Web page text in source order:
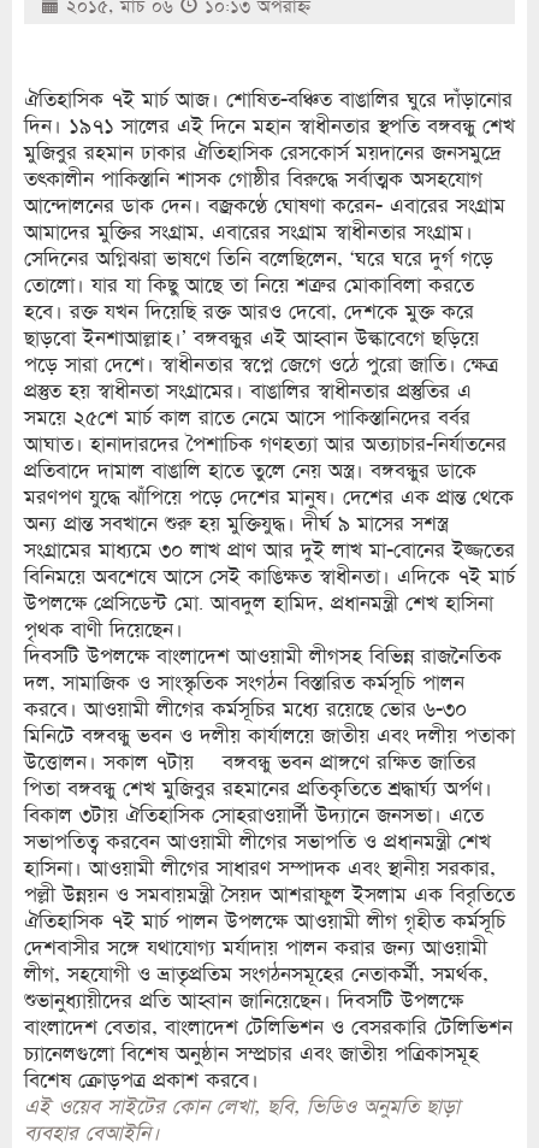
২০১৫, মার্চ ০৬ ১০:১৩ অপরাহ্ণ
ঐতিহাসিক ৭ই মার্চ আজ। শোষিত-বঞ্চিত বাঙালির ঘুরে দাঁড়ানোর
দিন। ১৯৭১ সালের এই দিনে মহান স্বাধীনতার স্থপতি বঙ্গবন্ধু শেখ
মুজিবুর রহমান ঢাকার ঐতিহাসিক রেসকোর্স ময়দানের জনসমুদ্রে
তৎকালীন পাকিস্তানি শাসক গোষ্ঠীর বিরুদ্ধে সর্বাত্মক অসহযোগ
আন্দোলনের ডাক দেন। বজ্রকণ্ঠে ঘোষণা করেন- এবারের সংগ্রাম
আমাদের মুক্তির সংগ্রাম, এবারের সংগ্রাম স্বাধীনতার সংগ্রাম।
সেদিনের অগ্নিঝরা ভাষণে তিনি বলেছিলেন, ‘ঘরে ঘরে দুর্গ গড়ে
তোলো। যার যা কিছু আছে তা নিয়ে শত্রুর মোকাবিলা করতে
হবে। রক্ত যখন দিয়েছি রক্ত আরও দেবো, দেশকে মুক্ত করে
ছাড়বো ইনশাআল্লাহ।’ বঙ্গবন্ধুর এই আহ্বান উল্কাবেগে ছড়িয়ে
পড়ে সারা দেশে। স্বাধীনতার স্বপ্নে জেগে ওঠে পুরো জাতি। ক্ষেত্র
প্রস্তুত হয় স্বাধীনতা সংগ্রামের। বাঙালির স্বাধীনতার প্রস্তুতির এ
সময়ে ২৫শে মার্চ কাল রাতে নেমে আসে পাকিস্তানিদের বর্বর
আঘাত। হানাদারদের পৈশাচিক গণহত্যা আর অত্যাচার-নির্যাতনের
প্রতিবাদে দামাল বাঙালি হাতে তুলে নেয় অস্ত্র। বঙ্গবন্ধুর ডাকে
মরণপণ যুদ্ধে ঝাঁপিয়ে পড়ে দেশের মানুষ। দেশের এক প্রান্ত থেকে
অন্য প্রান্ত সবখানে শুরু হয় মুক্তিযুদ্ধ। দীর্ঘ ৯ মাসের সশস্ত্র
সংগ্রামের মাধ্যমে ৩০ লাখ প্রাণ আর দুই লাখ মা-বোনের ইজ্জতের
বিনিময়ে অবশেষে আসে সেই কাঙিক্ষত স্বাধীনতা। এদিকে ৭ই মার্চ
উপলক্ষে প্রেসিডেন্ট মো. আবদুল হামিদ, প্রধানমন্ত্রী শেখ হাসিনা
পৃথক বাণী দিয়েছেন।
দিবসটি উপলক্ষে বাংলাদেশ আওয়ামী লীগসহ বিভিন্ন রাজনৈতিক
দল, সামাজিক ও সাংস্কৃতিক সংগঠন বিস্তারিত কর্মসূচি পালন
করবে। আওয়ামী লীগের কর্মসূচির মধ্যে রয়েছে ভোর ৬-৩০
মিনিটে বঙ্গবন্ধু ভবন ও দলীয় কার্যালয়ে জাতীয় এবং দলীয় পতাকা
উত্তোলন। সকাল ৭টায় বঙ্গবন্ধু ভবন প্রাঙ্গণে রক্ষিত জাতির
পিতা বঙ্গবন্ধু শেখ মুজিবুর রহমানের প্রতিকৃতিতে শ্রদ্ধার্ঘ্য অর্পণ।
বিকাল ৩টায় ঐতিহাসিক সোহরাওয়ার্দী উদ্যানে জনসভা। এতে
সভাপতিত্ব করবেন আওয়ামী লীগের সভাপতি ও প্রধানমন্ত্রী শেখ
হাসিনা। আওয়ামী লীগের সাধারণ সম্পাদক এবং স্থানীয় সরকার,
পল্লী উন্নয়ন ও সমবায়মন্ত্রী সৈয়দ আশরাফুল ইসলাম এক বিবৃতিতে
ঐতিহাসিক ৭ই মার্চ পালন উপলক্ষে আওয়ামী লীগ গৃহীত কর্মসূচি
দেশবাসীর সঙ্গে যথাযোগ্য মর্যাদায় পালন করার জন্য আওয়ামী
লীগ, সহযোগী ও ভ্রাতৃপ্রতিম সংগঠনসমূহের নেতাকর্মী, সমর্থক,
শুভানুধ্যায়ীদের প্রতি আহ্বান জানিয়েছেন। দিবসটি উপলক্ষে
বাংলাদেশ বেতার, বাংলাদেশ টেলিভিশন ও বেসরকারি টেলিভিশন
চ্যানেলগুলো বিশেষ অনুষ্ঠান সম্প্রচার এবং জাতীয় পত্রিকাসমূহ
বিশেষ ক্রোড়পত্র প্রকাশ করবে।
এই ওয়েব সাইটের কোন লেখা, ছবি, ভিডিও অনুমতি ছাড়া
ব্যবহার বেআইনি।